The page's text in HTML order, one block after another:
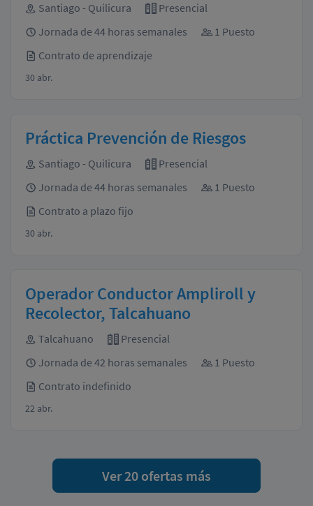
Santiago - Quilicura
Presencial
Jornada de 44 horas semanales
1 Puesto
Contrato de aprendizaje
30 abr.
Práctica Prevención de Riesgos
Santiago - Quilicura
Presencial
Jornada de 44 horas semanales
1 Puesto
Contrato a plazo fijo
30 abr.
Operador Conductor Ampliroll y
Recolector, Talcahuano
Talcahuano
Presencial
Jornada de 42 horas semanales
1 Puesto
Contrato indefinido
22 abr.
Ver 20 ofertas más